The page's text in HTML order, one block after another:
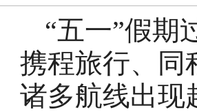
“五一”假期
携程旅行、同
诸多航线出现